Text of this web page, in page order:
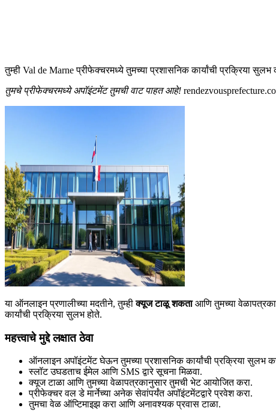
तुम्ही Val de Marne प्रीफेक्चरमध्ये तुमच्या प्रशासनिक कार्यांची प्रक्रिया
तुमचे प्रीफेक्चरमध्ये अपॉइंटमेंट तुमची वाट पाहत आहे!
या ऑनलाइन प्रणालीच्या मदतीने, तुम्हीक्यूज टाळू शकताआणि तुमच्या
कार्यांची प्रक्रिया सुलभ होते.
महत्त्वाचे मुद्दे लक्षात ठेवा
ऑनलाइन अपॉइंटमेंट घेऊन तुमच्या प्रशासनिक कार्यांची प्रक्रिया सुलभ
स्लॉट उघडताच ईमेल आणि SMS द्वारे सूचना मिळवा.
क्यूज टाळा आणि तुमच्या वेळापत्रकानुसार तुमची भेट आयोजित करा.
प्रीफेक्चर वल डे मार्नेच्या अनेक सेवांपर्यंत अपॉइंटमेंटद्वारे प्रवेश करा.
तुमचा वेळ ऑप्टिमाइझ करा आणि अनावश्यक प्रवास टाळा.